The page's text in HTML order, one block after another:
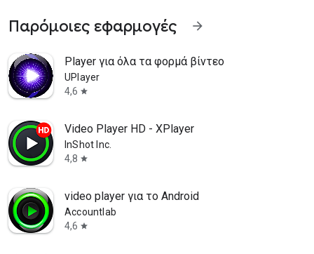
Παρόμοιες εφαρμογές arrow_forward
Player για όλα τα φορμά βίντεο
UPlayer
4,6 star
Video Player HD - XPlayer
InShot Inc.
4,8 star
video player για το Android
Accountlab
4,6 star